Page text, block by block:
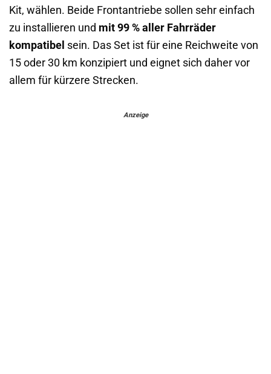
Kit, wählen. Beide Frontantriebe sollen sehr einfach
zu installieren und mit 99 % aller Fahrräder
kompatibel sein. Das Set ist für eine Reichweite von
15 oder 30 km konzipiert und eignet sich daher vor
allem für kürzere Strecken.
Anzeige